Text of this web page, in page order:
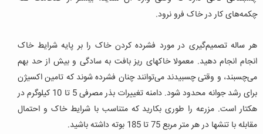
چکمه‌های کار در خاک فرو نرود.
هر ساله تصمیم‌گیری در مورد فشرده کردن خاک را بر پایه شرایط خاک
انجام انجام دهید. معمولا خاکهای ریز بافت به سادگی و بیش از حد بهم
می‌چسبند، و وقتی چسبیدند می‌توانند چنان فشرده شوند که تامین اکسیژن
برای رشد جوانه محدود شود. دامنه تغییرات بذر مصرفی 5 تا 10 کیلوگرم در
هکتار است. مزرعه را طوری بکارید که متناسب با شرایط خاک و احتمال
مقابله با تنشها در هر متر مربع 75 تا 185 بوته داشته باشید.